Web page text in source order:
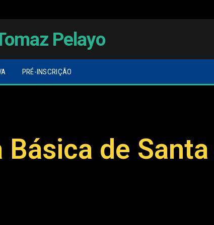
Pelayo
PRÉ-INSCRIÇÃO
Básica de